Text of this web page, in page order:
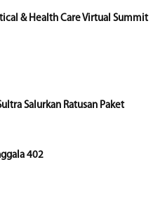
& Health Care Virtual Summit
Salurkan Ratusan Paket
402